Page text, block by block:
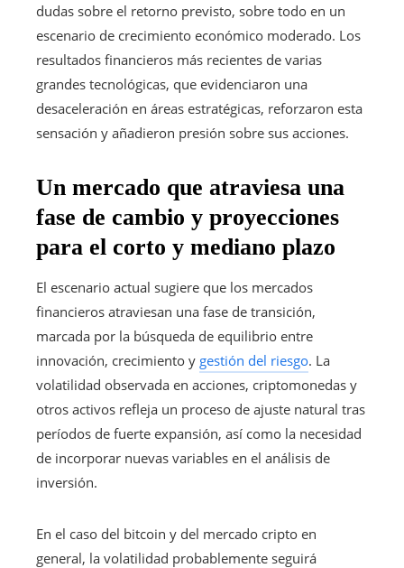
dudas sobre el retorno previsto, sobre todo en un
escenario de crecimiento económico moderado. Los
resultados financieros más recientes de varias
grandes tecnológicas, que evidenciaron una
desaceleración en áreas estratégicas, reforzaron esta
sensación y añadieron presión sobre sus acciones.
Un mercado que atraviesa una
fase de cambio y proyecciones
para el corto y mediano plazo
El escenario actual sugiere que los mercados
financieros atraviesan una fase de transición,
marcada por la búsqueda de equilibrio entre
innovación, crecimiento y gestión del riesgo. La
volatilidad observada en acciones, criptomonedas y
otros activos refleja un proceso de ajuste natural tras
períodos de fuerte expansión, así como la necesidad
de incorporar nuevas variables en el análisis de
inversión.
En el caso del bitcoin y del mercado cripto en
general, la volatilidad probablemente seguirá